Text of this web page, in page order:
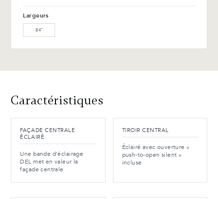
Avantages et entretien
Largeurs
84″
Caractéristiques
FAÇADE CENTRALE
ÉCLAIRÉ
Une bande d'éclairage
DEL met en valeur la
façade centrale
TIROIR CENTRAL
Éclairé avec ouverture «
push-to-open silent »
incluse